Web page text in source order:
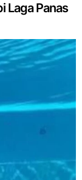
Laga Panas